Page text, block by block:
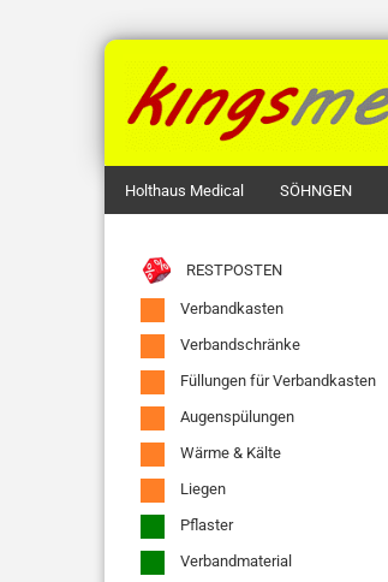
Holthaus Medical SÖHNGEN
RESTPOSTEN
Verbandkasten
Verbandschränke
Füllungen für Verbandkasten
Augenspülungen
Wärme & Kälte
Liegen
Pflaster
Verbandmaterial